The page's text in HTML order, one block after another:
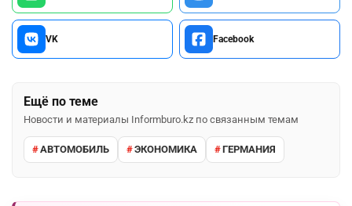
VK Facebook
Ещё по теме
Новости и материалы Informburo.kz по связанным темам
АВТОМОБИЛЬ ЭКОНОМИКА ГЕРМАНИЯ